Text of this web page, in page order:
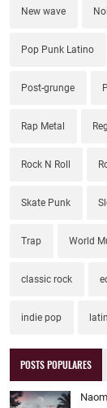
New wave
Pop Punk Latino
Post-grunge
Rap Metal
Rock N Roll
Skate Punk
Trap World
classic rock
indie pop
POSTS POPULARES